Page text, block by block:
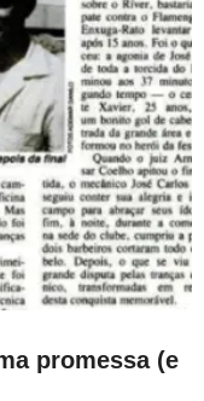
promessa (e